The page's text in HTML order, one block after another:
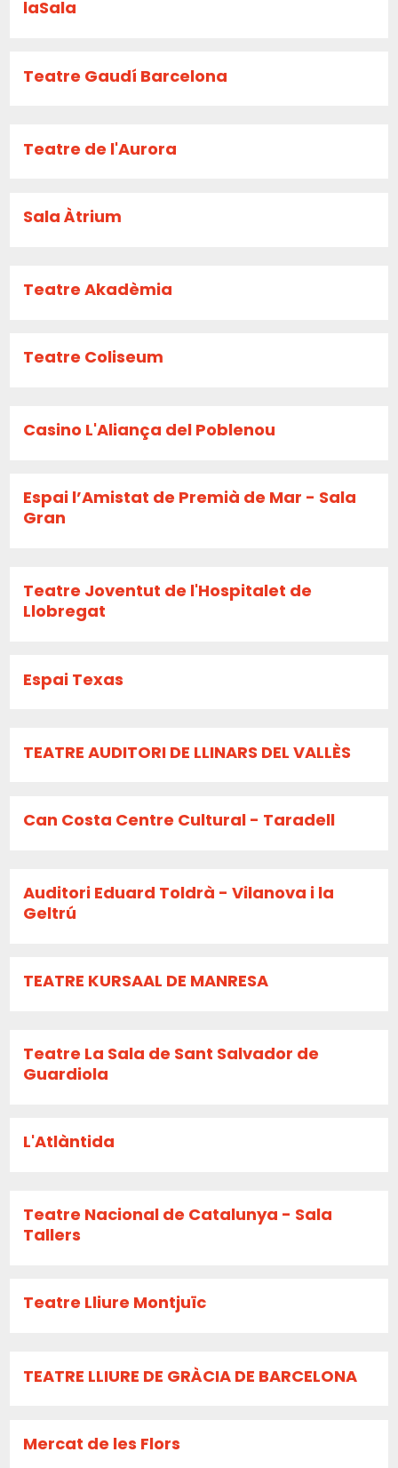
laSala
Teatre Gaudí Barcelona
Teatre de l'Aurora
Sala Àtrium
Teatre Akadèmia
Teatre Coliseum
Casino L'Aliança del Poblenou
Espai l’Amistat de Premià de Mar - Sala
Gran
Teatre Joventut de l'Hospitalet de
Llobregat
Espai Texas
TEATRE AUDITORI DE LLINARS DEL VALLÈS
Can Costa Centre Cultural - Taradell
Auditori Eduard Toldrà - Vilanova i la
Geltrú
TEATRE KURSAAL DE MANRESA
Teatre La Sala de Sant Salvador de
Guardiola
L'Atlàntida
Teatre Nacional de Catalunya - Sala
Tallers
Teatre Lliure Montjuïc
TEATRE LLIURE DE GRÀCIA DE BARCELONA
Mercat de les Flors